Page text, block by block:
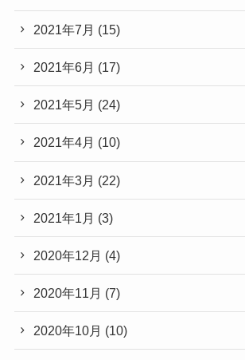
2021年7月 (15)
2021年6月 (17)
2021年5月 (24)
2021年4月 (10)
2021年3月 (22)
2021年1月 (3)
2020年12月 (4)
2020年11月 (7)
2020年10月 (10)